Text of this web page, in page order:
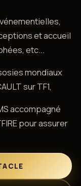
et accueil
etc...
mondiaux
sur TF1,
accompagné
pour assurer